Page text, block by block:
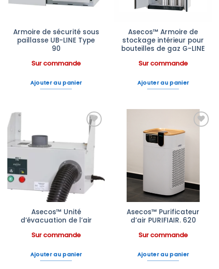
Armoire de sécurité sous
paillasse UB-LINE Type
90
Sur commande
Ajouter au panier
Asecos™ Armoire de
stockage intérieur pour
bouteilles de gaz G-LINE
Sur commande
Ajouter au panier
Ajouter
d’envies
Asecos™ Unité
d’évacuation de l’air
Sur commande
Ajouter au panier
Ajouter
à la liste
d’envies
Asecos™ Purificateur
d’air PURIFIAIR. 620
Sur commande
Ajouter au panier